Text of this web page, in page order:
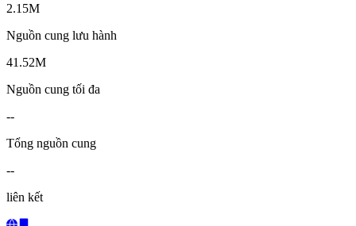
2.15M
Nguồn cung lưu hành
41.52M
Nguồn cung tối đa
--
Tổng nguồn cung
--
liên kết